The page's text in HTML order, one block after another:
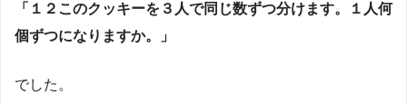
「１２このクッキーを３人で同じ数ずつ分けます。１人何
個ずつになりますか。」
でした。